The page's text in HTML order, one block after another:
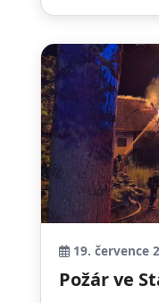
19. července
Požár ve